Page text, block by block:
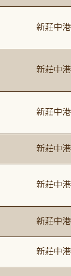
新莊中
新莊中
新莊中
新莊中
新莊中
新莊中
新莊中